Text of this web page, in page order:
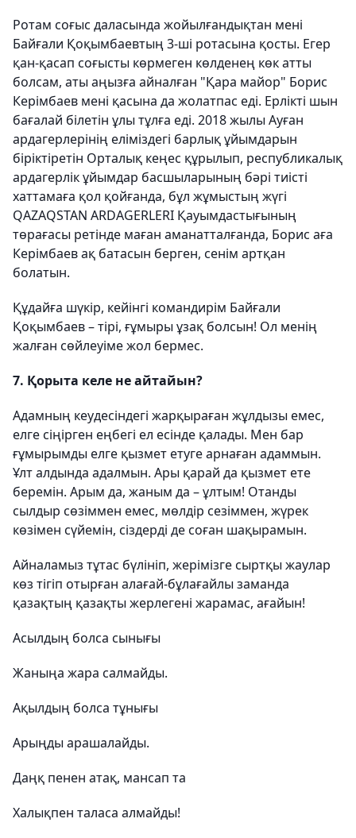
Ротам соғыс даласында жойылғандықтан мені
Байғали Қоқымбаевтың 3-ші ротасына қосты. Егер
қан-қасап соғысты көрмеген көлденең көк атты
болсам, аты аңызға айналған "Қара майор" Борис
Керімбаев мені қасына да жолатпас еді. Ерлікті шын
бағалай білетін ұлы тұлға еді. 2018 жылы Ауған
ардагерлерінің еліміздегі барлық ұйымдарын
біріктіретін Орталық кеңес құрылып, республикалық
ардагерлік ұйымдар басшыларының бәрі тиісті
хаттамаға қол қойғанда, бұл жұмыстың жүгі
QAZAQSTAN ARDAGERLERI Қауымдастығының
төрағасы ретінде маған аманатталғанда, Борис аға
Керімбаев ақ батасын берген, сенім артқан
болатын.
Құдайға шүкір, кейінгі командирім Байғали
Қоқымбаев – тірі, ғұмыры ұзақ болсын! Ол менің
жалған сөйлеуіме жол бермес.
7. Қорыта келе не айтайын?
Адамның кеудесіндегі жарқыраған жұлдызы емес,
елге сіңірген еңбегі ел есінде қалады. Мен бар
ғұмырымды елге қызмет етуге арнаған адаммын.
Ұлт алдында адалмын. Ары қарай да қызмет ете
беремін. Арым да, жаным да – ұлтым! Отанды
сылдыр сөзіммен емес, мөлдір сезіммен, жүрек
көзімен сүйемін, сіздерді де соған шақырамын.
Айналамыз тұтас бүлініп, жерімізге сыртқы жаулар
көз тігіп отырған алағай-бұлағайлы заманда
қазақтың қазақты жерлегені жарамас, ағайын!
Асылдың болса сынығы
Жаныңа жара салмайды.
Ақылдың болса тұнығы
Арыңды арашалайды.
Даңқ пенен атақ, мансап та
Халықпен таласа алмайды!